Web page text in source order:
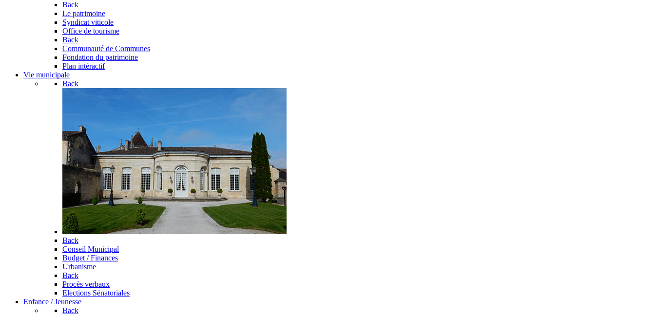
Back
Le patrimoine
Syndicat viticole
Office de tourisme
Back
Communauté de Communes
Fondation du patrimoine
Plan intéractif
Vie municipale
Back
Back
Conseil Municipal
Budget / Finances
Urbanisme
Back
Procès verbaux
Elections Sénatoriales
Enfance / Jeunesse
Back